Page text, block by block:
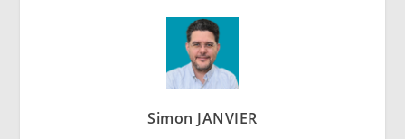
Simon JANVIER